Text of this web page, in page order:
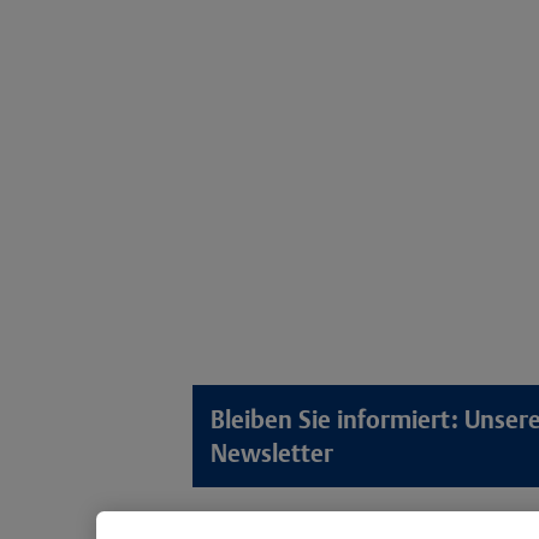
Bleiben Sie informiert:
Newsletter